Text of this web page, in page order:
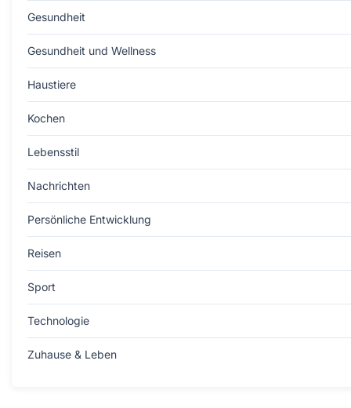
Gesundheit
Gesundheit und Wellness
Haustiere
Kochen
Lebensstil
Nachrichten
Persönliche Entwicklung
Reisen
Sport
Technologie
Zuhause & Leben